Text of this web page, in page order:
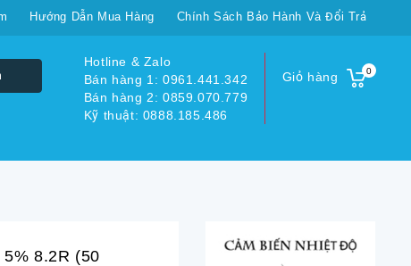
Hướng Dẫn Mua Hàng Chính Sách Bảo Hành Và Đổi Trả
Giỏ hàng 0
Hotline & Zalo
Bán hàng 1: 0961.441.342
Bán hàng 2: 0859.070.779
Kỹ thuật: 0888.185.486
8.2R (50